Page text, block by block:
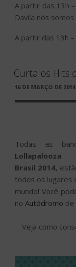
A partir das 13h
Davila nós somos
A partir das 13h
Curta os Hits
PUBLICADO
16 DE MARÇO DE 2014
Todas as
Lollapalooza
Brasil 2014,
todos os lugares
mundo! Você
no Autódromo de
Veja como